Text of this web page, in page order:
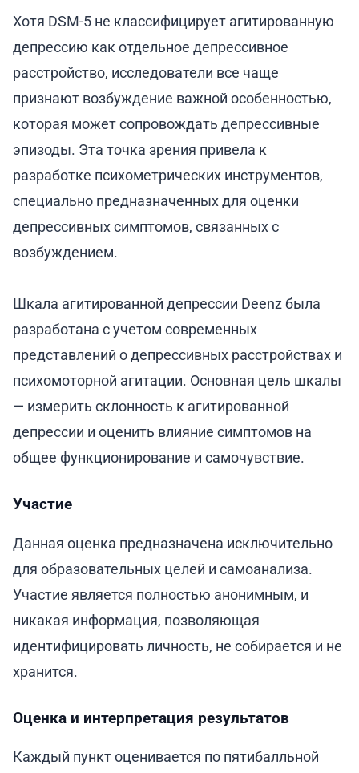
Хотя DSM-5 не классифицирует агитированную
депрессию как отдельное депрессивное
расстройство, исследователи все чаще
признают возбуждение важной особенностью,
которая может сопровождать депрессивные
эпизоды. Эта точка зрения привела к
разработке психометрических инструментов,
специально предназначенных для оценки
депрессивных симптомов, связанных с
возбуждением.
Шкала агитированной депрессии Deenz была
разработана с учетом современных
представлений о депрессивных расстройствах и
психомоторной агитации. Основная цель шкалы
— измерить склонность к агитированной
депрессии и оценить влияние симптомов на
общее функционирование и самочувствие.
Участие
Данная оценка предназначена исключительно
для образовательных целей и самоанализа.
Участие является полностью анонимным, и
никакая информация, позволяющая
идентифицировать личность, не собирается и не
хранится.
Оценка и интерпретация результатов
Каждый пункт оценивается по пятибалльной